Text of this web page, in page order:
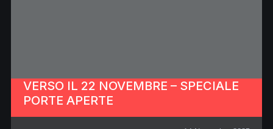
VERSO IL 22 NOVEMBRE – SPECIALE
PORTE APERTE